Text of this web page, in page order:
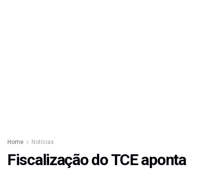
Home Notícias
Fiscalização do TCE aponta